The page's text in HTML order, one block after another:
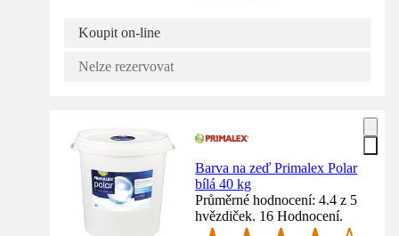
Koupit on-line
Nelze rezervovat
Barva na zeď Primalex Polar
bílá 40 kg
Průměrné hodnocení: 4.4 z 5
hvězdiček. 16 Hodnocení.